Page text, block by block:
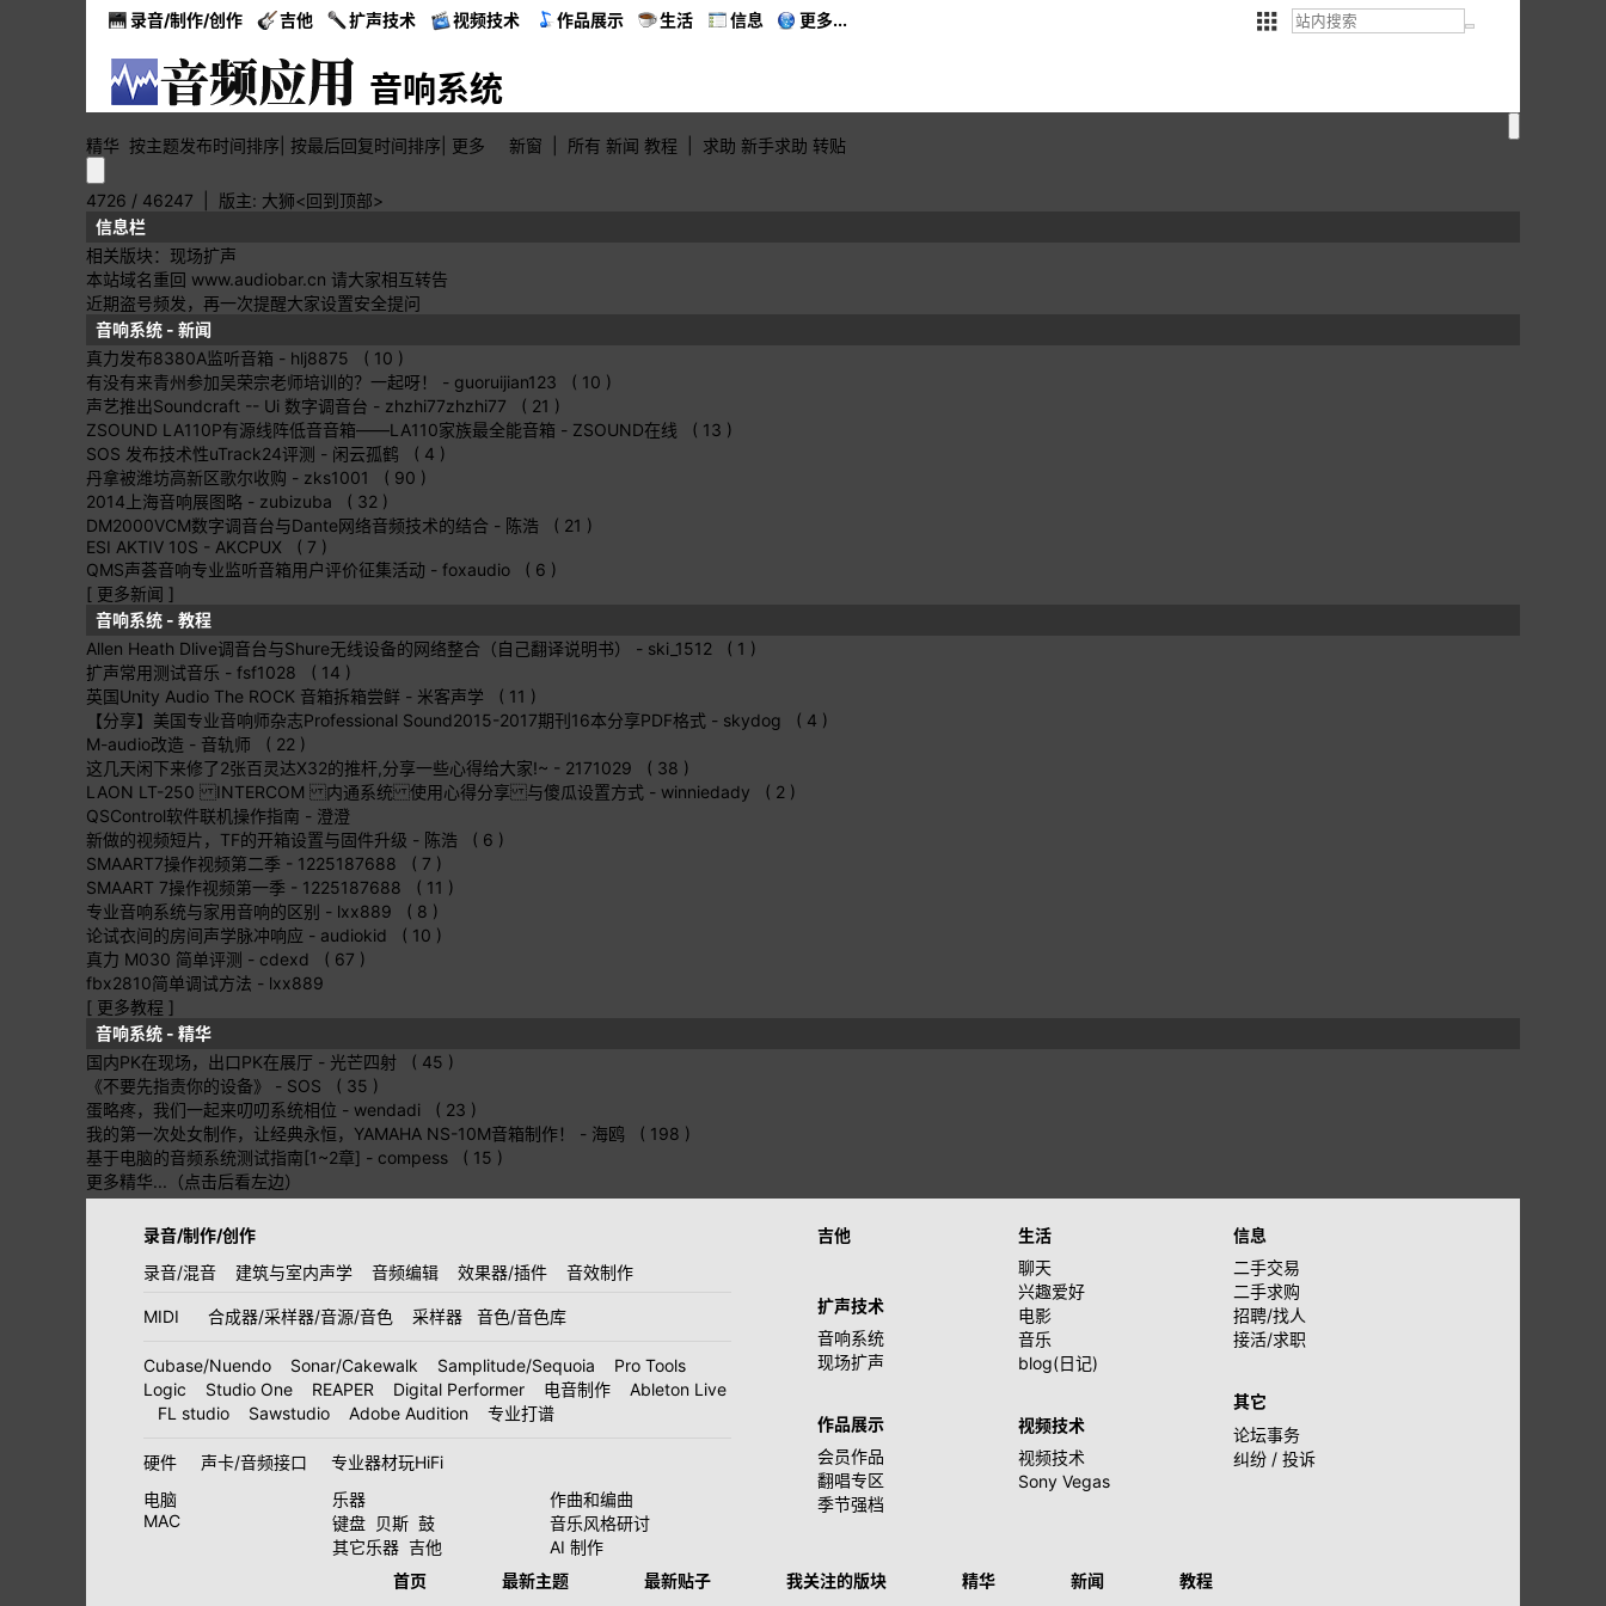
录音/制作/创作 吉他 扩声技术 视频技术 作品展示 生活 信息 更多...
音响系统
精华 按主题发布时间排序 按最后回复时间排序 更多 新窗 所有 新闻 教程 求助 新手求助 转贴
4726 / 46247 | 版主: 大狮<回到顶部>
信息栏
相关版块： 现场扩声
本站域名重回 www.audiobar.cn 请大家相互转告
近期盗号频发，再一次提醒大家设置安全提问
音响系统 - 新闻
真力发布8380A监听音箱 - hlj8875 ( 10 )
有没有来青州参加吴荣宗老师培训的？一起呀！
- guoruijian123 ( 10 )
声艺推出Soundcraft -- Ui 数字调音台 - zhzhi77zhzhi77 ( 21 )
ZSOUND LA110P有源线阵低音音箱——LA110家族最全能音箱 - ZSOUND在线 ( 13 )
SOS 发布技术性uTrack24评测 - 闲云孤鹤 ( 4 )
丹拿被潍坊高新区歌尔收购 - zks1001 ( 90 )
2014上海音响展图略 - zubizuba ( 32 )
DM2000VCM数字调音台与Dante网络音频技术的结合 - 陈浩 ( 21 )
ESI AKTIV 10S - AKCPUX ( 7 )
QMS声荟音响专业监听音箱用户评价征集活动 - foxaudio ( 6 )
[ 更多新闻 ]
音响系统 - 教程
Allen Heath Dlive调音台与Shure无线设备的网络整合（自己翻译说明书）
- ski_1512 ( 1 )
扩声常用测试音乐 - fsf1028 ( 14 )
英国Unity Audio The ROCK 音箱拆箱尝鲜 - 米客声学 ( 11 )
【分享】美国专业音响师杂志Professional Sound2015-2017期刊16本分享PDF格式 - skydog ( 4 )
M-audio改造 - 音轨师 ( 22 )
这几天闲下来修了2张百灵达X32的推杆,分享一些心得给大家!~ - 2171029 ( 38 )
LAON LT-250 INTERCOM 内通系统 使用心得分享 与傻瓜设置方式 - winniedady ( 2 )
QSControl软件联机操作指南 - 澄澄
新做的视频短片，TF的开箱设置与固件升级 - 陈浩 ( 6 )
SMAART7操作视频第二季 - 1225187688 ( 7 )
SMAART 7操作视频第一季 - 1225187688 ( 11 )
专业音响系统与家用音响的区别 - lxx889 ( 8 )
论试衣间的房间声学脉冲响应 - audiokid ( 10 )
真力 M030 简单评测 - cdexd ( 67 )
fbx2810简单调试方法 - lxx889
[ 更多教程 ]
音响系统 - 精华
国内PK在现场，出口PK在展厅 - 光芒四射 ( 45 )
《不要先指责你的设备》
- SOS ( 35 )
蛋略疼，我们一起来叨叨系统相位 - wendadi ( 23 )
我的第一次处女制作，让经典永恒，YAMAHA NS-10M音箱制作！
- 海鸥 ( 198 )
基于电脑的音频系统测试指南[1~2章] - compess ( 15 )
更多精华...（点击后看左边）
录音/制作/创作
录音/混音
建筑与室内声学 音频编辑 效果器/插件 音效制作
MIDI 合成器/采样器/音源/音色 采样器 音色/音色库
Cubase/Nuendo Sonar/Cakewalk Samplitude/Sequoia
Pro Tools
Logic
Studio One REAPER Digital Performer 电音制作
Ableton Live
FL studio
Sawstudio Adobe Audition 专业打谱
硬件 声卡/音频接口
专业器材玩HiFi
电脑
MAC
乐器
键盘 贝斯 鼓
其它乐器 吉他
作曲和编曲
音乐风格研讨
AI 制作
吉他
扩声技术
音响系统
现场扩声
作品展示
会员作品
翻唱专区
季节强档
生活
聊天
兴趣爱好
电影
音乐
blog(日记)
视频技术
视频技术
Sony Vegas
信息
二手交易
二手求购
招聘/找人
接活/求职
其它
论坛事务
纠纷 / 投诉
首页 最新主题 最新贴子 我关注的版块 精华 新闻 教程